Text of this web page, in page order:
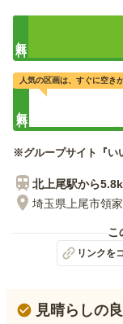
人気の区画は、すぐに空き
※グループサイト『い
北上尾駅から
埼玉県上尾市領
こ
リンクを
見晴らしの